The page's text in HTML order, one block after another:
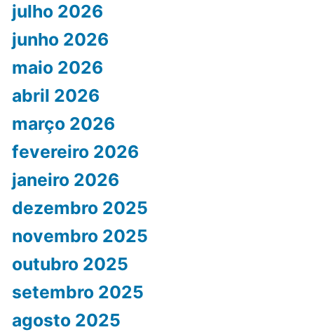
julho 2026
junho 2026
maio 2026
abril 2026
março 2026
fevereiro 2026
janeiro 2026
dezembro 2025
novembro 2025
outubro 2025
setembro 2025
agosto 2025